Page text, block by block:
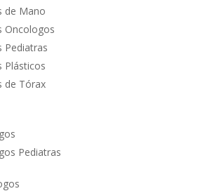
de Mano
Oncologos
Pediatras
Plásticos
de Tórax
Pediatras